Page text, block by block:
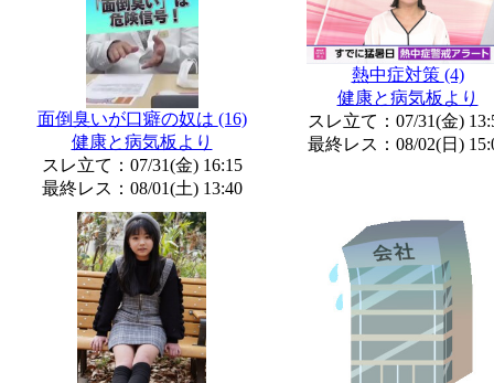
面倒臭いが口癖の奴は (16)
健康と病気板より
スレ立て：07/31(金) 16:15
最終レス：08/01(土) 13:40
熱中症対策 (4)
健康と病気板より
スレ立て：07/31(金)
最終レス：08/02(日)